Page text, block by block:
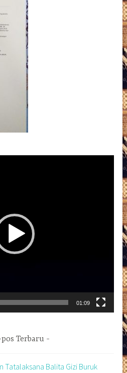
01:09
Terbaru
Balita Gizi Buruk